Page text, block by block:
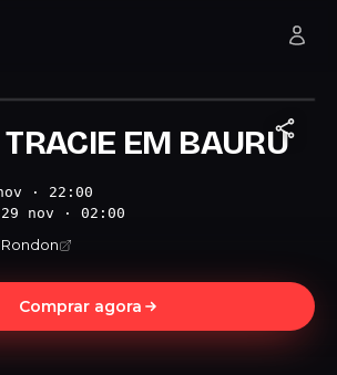
EM BAURU
· 22:00
29 nov · 02:00
Comprar agora